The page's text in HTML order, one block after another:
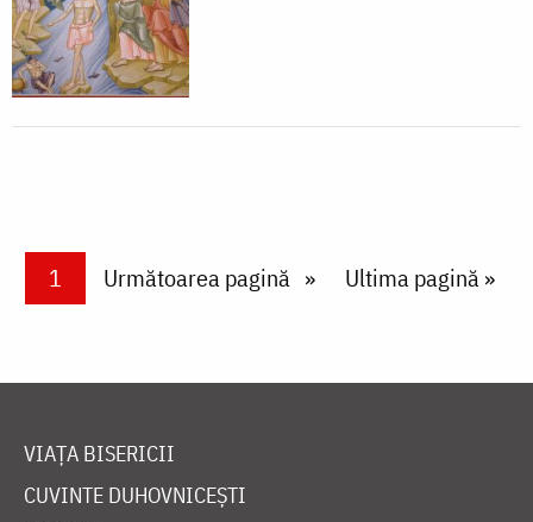
PaginareCurrent page
1 Next page
Următoarea pagină Last page
Ultima pagină »
VIAȚA BISERICII
CUVINTE DUHOVNICEȘTI